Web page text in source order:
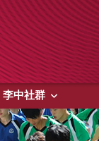
李中社群